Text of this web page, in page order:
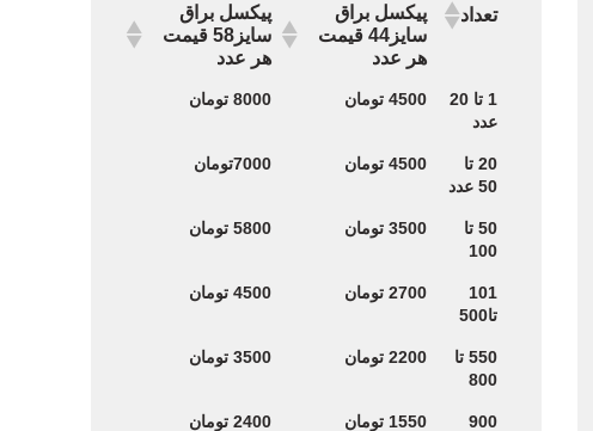
تعداد
پیکسل براق
سایز44 قیمت
هر عدد
پیکسل براق
سایز58 قیمت
هر عدد
تعداد
پیکسل براق
سایز44 قیمت
پیکسل براق
سایز58 قیمت
1 تا 20
عدد
4500 تومان 8000 تومان
20 تا
50 عدد
4500 تومان 7000تومان
50 تا
100
3500 تومان 5800 تومان
101
تا500
2700 تومان 4500 تومان
550 تا
800
2200 تومان 3500 تومان
900
1550 تومان 2400 تومان